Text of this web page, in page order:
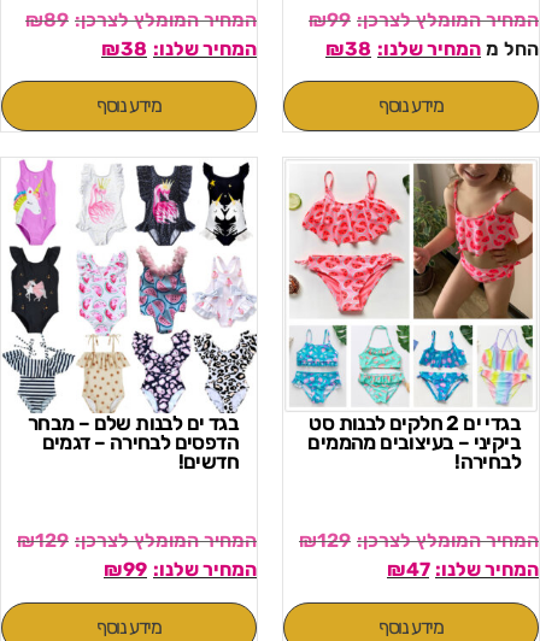
₪99
₪38 החל מ
מידע נוסף
₪89
₪38
מידע נוסף
בגדי ים 2 חלקים לבנות סט
ביקיני – בעיצובים מהממים
לבחירה!
₪129
₪47
מידע נוסף
בגד ים לבנות שלם – מבחר
הדפסים לבחירה – דגמים
חדשים!
₪129
₪99
מידע נוסף